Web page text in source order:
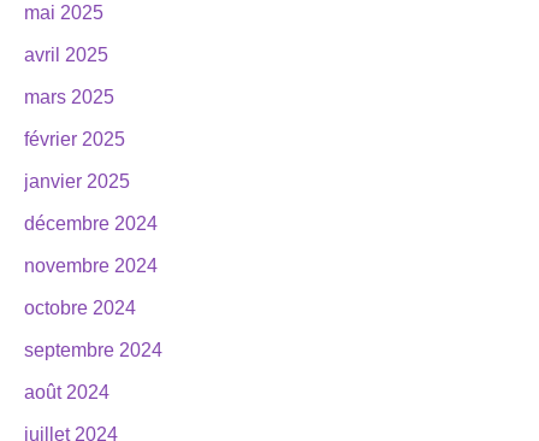
mai 2025
avril 2025
mars 2025
février 2025
janvier 2025
décembre 2024
novembre 2024
octobre 2024
septembre 2024
août 2024
juillet 2024